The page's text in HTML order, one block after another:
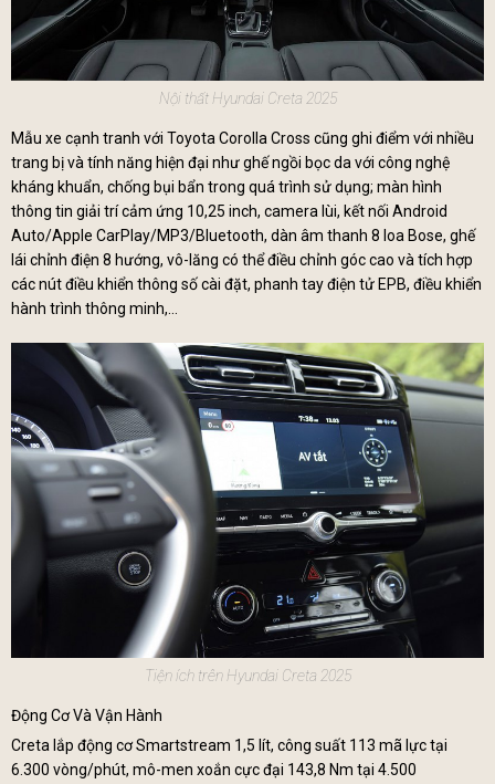
Nội thất Hyundai Creta 2025
Mẫu xe cạnh tranh với Toyota Corolla Cross cũng ghi điểm với nhiều
trang bị và tính năng hiện đại như ghế ngồi bọc da với công nghệ
kháng khuẩn, chống bụi bẩn trong quá trình sử dụng; màn hình
thông tin giải trí cảm ứng 10,25 inch, camera lùi, kết nối Android
Auto/Apple CarPlay/MP3/Bluetooth, dàn âm thanh 8 loa Bose, ghế
lái chỉnh điện 8 hướng, vô-lăng có thể điều chỉnh góc cao và tích hợp
các nút điều khiển thông số cài đặt, phanh tay điện tử EPB, điều khiển
hành trình thông minh,…
Tiện ích trên Hyundai Creta 2025
Động Cơ Và Vận Hành
Creta lắp động cơ Smartstream 1,5 lít, công suất 113 mã lực tại
6.300 vòng/phút, mô-men xoắn cực đại 143,8 Nm tại 4.500